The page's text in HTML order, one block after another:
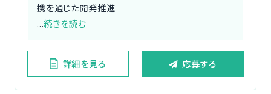
携を通じた開発推進
...続きを読む
詳細を見る 応募する